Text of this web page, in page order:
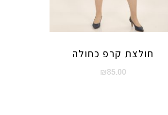
חולצת קרפ כחולה
₪85.00